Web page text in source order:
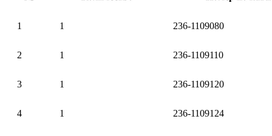
1 1 236-1109080
2 1 236-1109110
3 1 236-1109120
4 1 236-1109124